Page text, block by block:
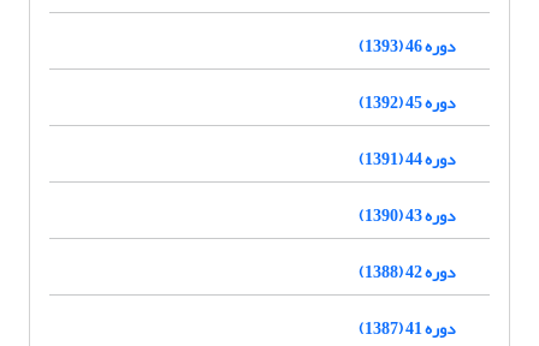
دوره 46 (1393)
دوره 45 (1392)
دوره 44 (1391)
دوره 43 (1390)
دوره 42 (1388)
دوره 41 (1387)